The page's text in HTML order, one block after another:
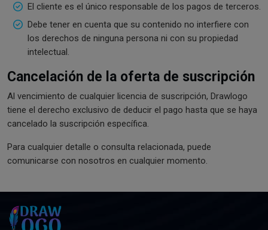
El cliente es el único responsable de los pagos de terceros.
Debe tener en cuenta que su contenido no interfiere con
los derechos de ninguna persona ni con su propiedad
intelectual.
Cancelación de la oferta de suscripción
Al vencimiento de cualquier licencia de suscripción, Drawlogo
tiene el derecho exclusivo de deducir el pago hasta que se haya
cancelado la suscripción específica.
Para cualquier detalle o consulta relacionada, puede
comunicarse con nosotros en cualquier momento.